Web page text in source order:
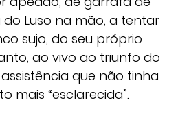
Luso na mão, a tentar
sujo, do seu próprio
ao vivo ao triunfo do
que não tinha
mais “esclarecida”.